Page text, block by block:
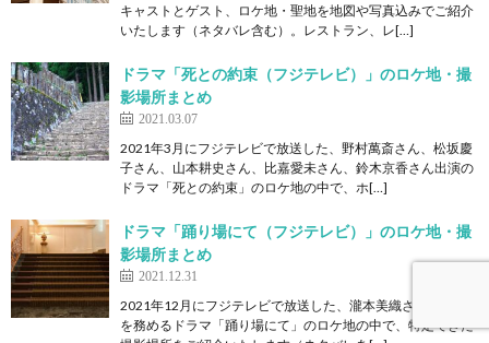
キャストとゲスト、ロケ地・聖地を地図や写真込みでご紹介
いたします（ネタバレ含む）。レストラン、レ[…]
ドラマ「死との約束（フジテレビ）」のロケ地・撮
影場所まとめ
2021.03.07
2021年3月にフジテレビで放送した、野村萬斎さん、松坂慶
子さん、山本耕史さん、比嘉愛未さん、鈴木京香さん出演の
ドラマ「死との約束」のロケ地の中で、ホ[…]
ドラマ「踊り場にて（フジテレビ）」のロケ地・撮
影場所まとめ
2021.12.31
2021年12月にフジテレビで放送した、瀧本美織さんが主演
を務めるドラマ「踊り場にて」のロケ地の中で、特定できた